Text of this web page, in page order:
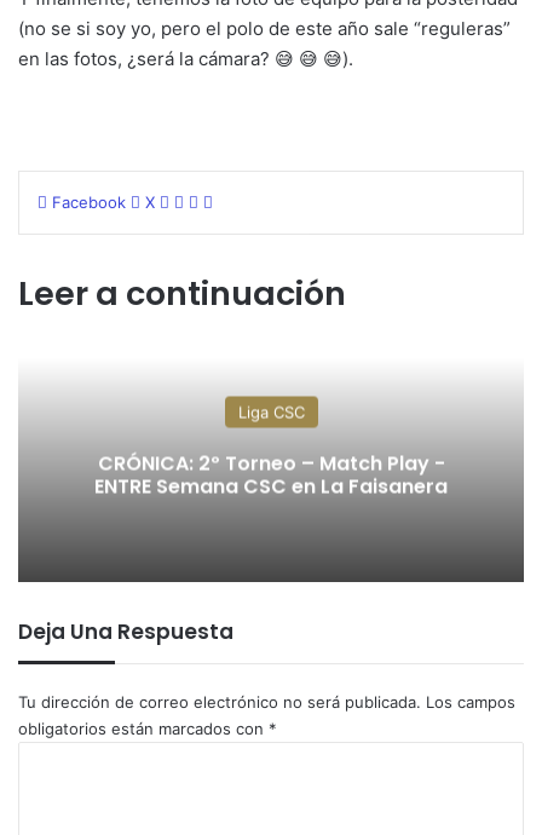
(no se si soy yo, pero el polo de este año sale “reguleras”
en las fotos, ¿será la cámara? 😅 😅 😅).
Facebook X WhatsApp
Telegram
Compartir
electrónico
Leer a continuación
Liga CSC
CRÓNICA: 2º Torneo – Match Play -
ENTRE Semana CSC en La Faisanera
Deja Una Respuesta
Tu dirección de correo electrónico no será publicada. Los campos
obligatorios están marcados con *